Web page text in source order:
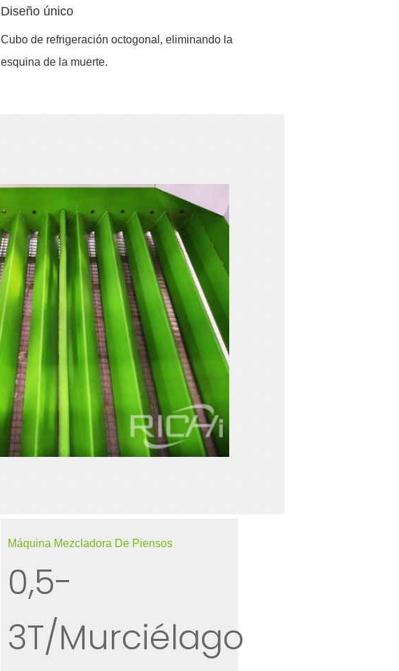
Diseño único
Cubo de refrigeración octogonal, eliminando la
esquina de la muerte.
Máquina Mezcladora De Piensos
0,5-
3T/Murciélago